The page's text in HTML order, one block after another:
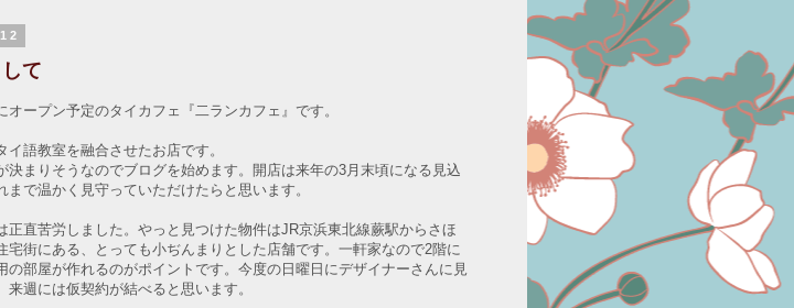
て
オープン予定のタイカフェ『二ランカフェ』です。
イ語教室を融合させたお店です。
決まりそうなのでブログを始めます。開店は来年の3月末頃になる見込
まで温かく見守っていただけたらと思います。
正直苦労しました。やっと見つけた物件はJR京浜東北線蕨駅からさほ
宅街にある、とっても小ぢんまりとした店舗です。一軒家なので2階に
の部屋が作れるのがポイントです。今度の日曜日にデザイナーさんに見
来週には仮契約が結べると思います。